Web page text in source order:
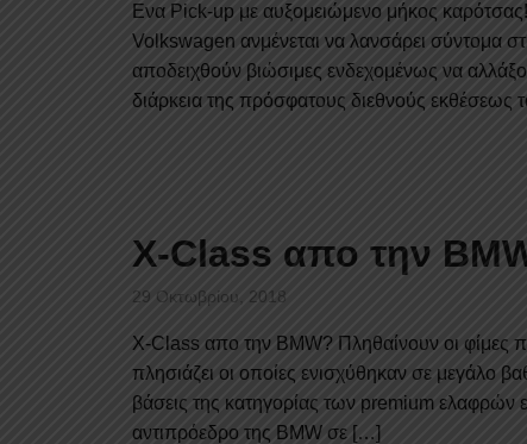
Ενα Pick-up με αυξομειώμενο μήκος
Volkswagen ανμένεται να λανσάρει σύντομα
αποδειχθούν βιώσιμες ενδεχομένως να
διάρκεια της πρόσφατους διεθνούς
X-Class απο την
29 Οκτωβρίου, 2018
X-Class απο την BMW? Πληθαίνουν οι
πλησιάζει οι οποίες ενισχύθηκαν σε μεγάλο
βάσεις της κατηγορίας των premium ελαφρών
αντιπρόεδρο της BMW σε […]